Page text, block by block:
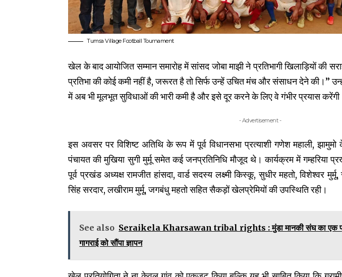
Tumsa Village Football Tournament
खेल के बाद आयोजित सम्मान समारोह में सांसद जोबा माझी ने प्रतिभागी खिलाड़ियों की
प्रतिभा की कोई कमी नहीं है, जरूरत है तो सिर्फ उन्हें उचित मंच और संसाधन देने की।”
में अब भी मूलभूत सुविधाओं की भारी कमी है और इसे दूर करने के लिए वे गंभीर प्रयास
- Advertisement -
इस अवसर पर विशिष्ट अतिथि के रूप में पूर्व विधानसभा प्रत्याशी गणेश महाली,
पंचायत की मुखिया सुगी मुर्मू समेत कई जनप्रतिनिधि मौजूद थे। कार्यक्रम में गम्हरिया
पूर्व प्रखंड अध्यक्ष रामजीत हांसदा, वार्ड सदस्य लक्ष्मी किस्कू, सुधीर महतो, विशेश्वर
सिंह सरदार, लखीराम मुर्मू, जगबंधु महतो सहित सैकड़ों खेलप्रेमियों की उपस्थिति रही।
See also Seraikela Kharsawan tribal rights : मुंडा मानकी संघ का एक
गागराई को सौंपा ज्ञापन